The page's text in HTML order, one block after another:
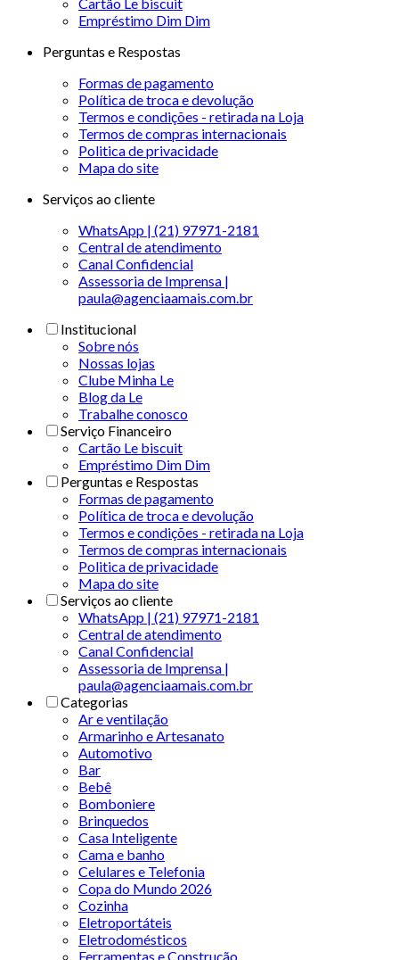
Empréstimo Dim Dim
Perguntas e Respostas
Formas de pagamento
Política de troca e devolução
Termos e condições - retirada na Loja
Termos de compras internacionais
Politica de privacidade
Mapa do site
Serviços ao cliente
WhatsApp | (21) 97971-2181
Central de atendimento
Canal Confidencial
Assessoria de Imprensa |
paula@agenciaamais.com.br
Institucional
Sobre nós
Nossas lojas
Clube Minha Le
Blog da Le
Trabalhe conosco
Serviço Financeiro
Cartão Le biscuit
Empréstimo Dim Dim
Perguntas e Respostas
Formas de pagamento
Política de troca e devolução
Termos e condições - retirada na Loja
Termos de compras internacionais
Politica de privacidade
Mapa do site
Serviços ao cliente
WhatsApp | (21) 97971-2181
Central de atendimento
Canal Confidencial
Assessoria de Imprensa |
paula@agenciaamais.com.br
Categorias
Ar e ventilação
Armarinho e Artesanato
Automotivo
Bar
Bebê
Bomboniere
Brinquedos
Casa Inteligente
Cama e banho
Celulares e Telefonia
Copa do Mundo 2026
Cozinha
Eletroportáteis
Eletrodomésticos
Ferramentas e Construção